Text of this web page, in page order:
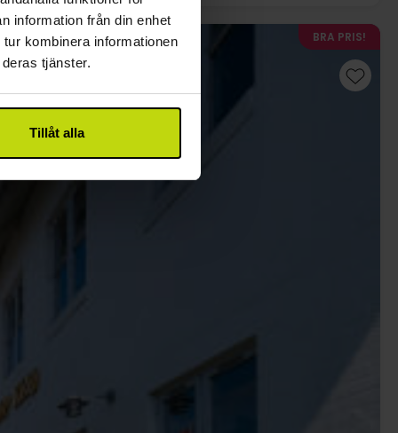
information från din enhet
kombinera informationen
tjänster.
Tillåt alla
BRA PRIS!